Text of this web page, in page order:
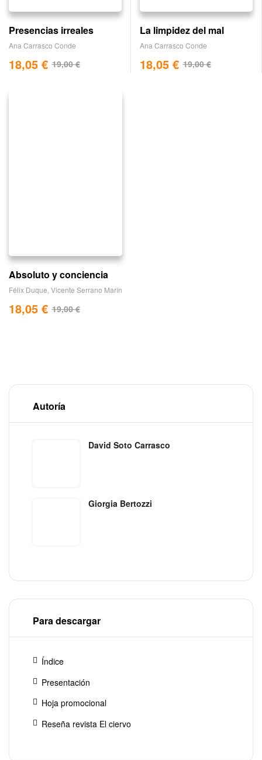
Presencias irreales
Ana Carrasco Conde
19,00€
18,05 €
La limpidez del mal
Ana Carrasco Conde
19,00€
18,05 €
Absoluto y conciencia
Félix Duque Vicente Serrano Marín
19,00€
18,05 €
Autoría
David Soto Carrasco
Giorgia Bertozzi
Para descargar
Índice
Presentación
Hoja promocional
Reseña revista El ciervo